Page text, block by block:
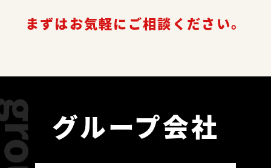
まずはお気軽にご相談ください。
グループ会社